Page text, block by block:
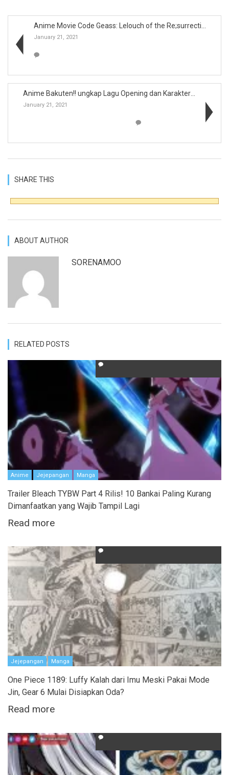
Anime Movie Code Geass: Lelouch of the Re;surrecti...
January 21, 2021
Anime Bakuten!! ungkap Lagu Opening dan Karakter B...
January 21, 2021
SHARE THIS
ABOUT AUTHOR
SORENAMOO
RELATED POSTS
Anime Jejepangan Manga
Trailer Bleach TYBW Part 4 Rilis! 10 Bankai Paling Kurang
Dimanfaatkan yang Wajib Tampil Lagi
Read more
Jejepangan Manga
One Piece 1189: Luffy Kalah dari Imu Meski Pakai Mode
Jin, Gear 6 Mulai Disiapkan Oda?
Read more